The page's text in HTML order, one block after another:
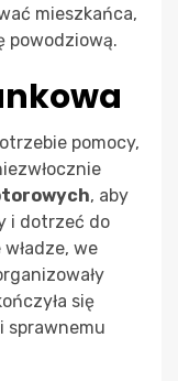
mieszkańca,
powodziową.
pomocy,
, aby
i dotrzeć do
we
się
sprawnemu